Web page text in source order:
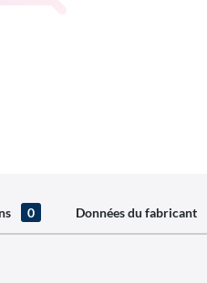
0 Données du fabricant